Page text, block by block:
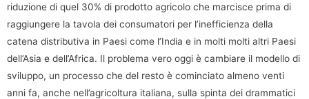
riduzione di quel 30% di prodotto agricolo che marcisce prima di
raggiungere la tavola dei consumatori per l’inefficienza della
catena distributiva in Paesi come l’India e in molti molti altri Paesi
dell’Asia e dell’Africa. Il problema vero oggi è cambiare il modello di
sviluppo, un processo che del resto è cominciato almeno venti
anni fa, anche nell’agricoltura italiana, sulla spinta dei drammatici